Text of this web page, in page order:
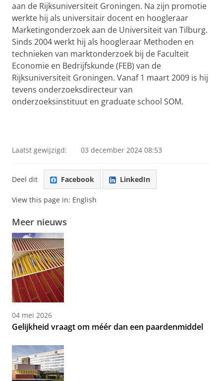
aan de Rijksuniversiteit Groningen. Na zijn promotie
werkte hij als universitair docent en hoogleraar
Marketingonderzoek aan de Universiteit van Tilburg.
Sinds 2004 werkt hij als hoogleraar Methoden en
technieken van marktonderzoek bij de Faculteit
Economie en Bedrijfskunde (FEB) van de
Rijksuniversiteit Groningen. Vanaf 1 maart 2009 is hij
tevens onderzoeksdirecteur van
onderzoeksinstituut en graduate school SOM.
Laatst gewijzigd: 03 december 2024 08:53
Deel dit Facebook LinkedIn
View this page in: English
Meer nieuws
04 mei 2026
Gelijkheid vraagt om méér dan een paardenmiddel